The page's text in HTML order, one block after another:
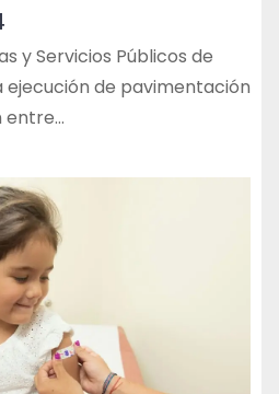
y Servicios Públicos de
ejecución de pavimentación
entre…